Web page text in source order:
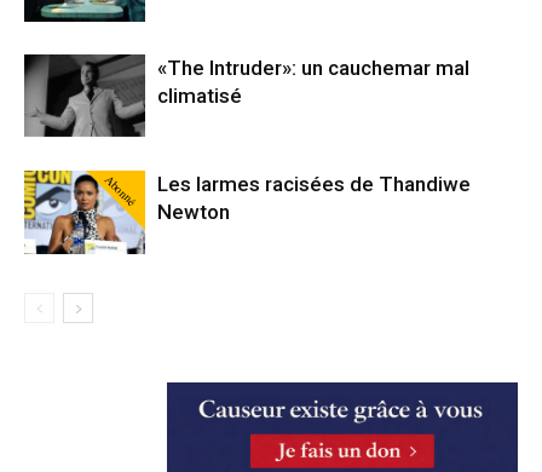
«The Intruder»: un cauchemar mal
climatisé
Abonné
Les larmes racisées de Thandiwe
Newton